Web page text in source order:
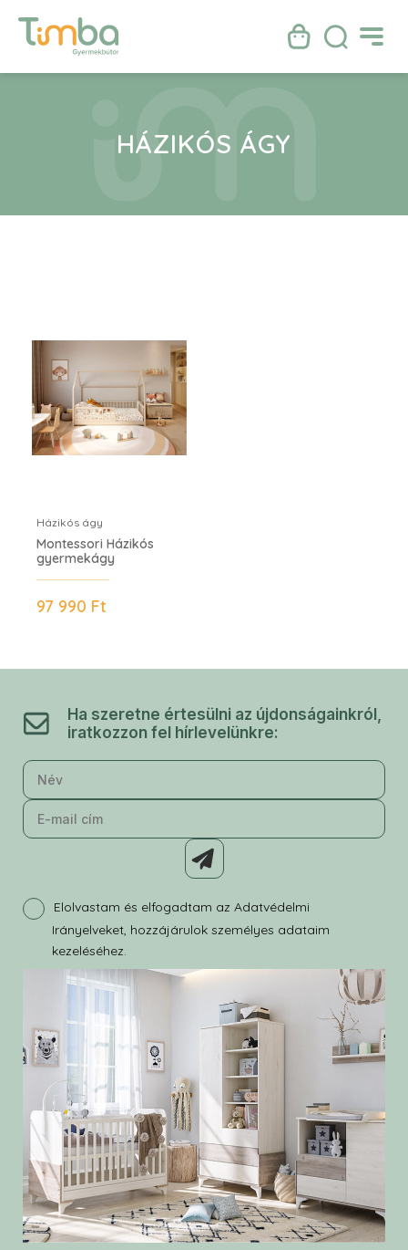
VIKI
HÁZIKÓS ÁGY
Házikós ágy
Montessori Házikós
gyermekágy
97 990 Ft
Ha szeretne értesülni az újdonságainkról,
iratkozzon fel hírlevelünkre:
Elolvastam és elfogadtam az Adatvédelmi
Irányelveket, hozzájárulok személyes adataim
kezeléséhez.